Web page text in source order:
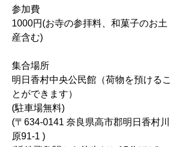
​参加費
1000円(お寺の参拝料、和菓子のお土
産含む)
​集合場所
明日香村中央公民館（荷物を預けるこ
とができます）
(駐車場無料)
(〒634-0141 奈良県高市郡明日香村川
原91-1 )